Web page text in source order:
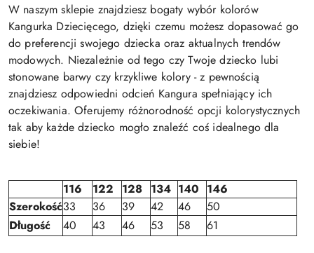
W naszym sklepie znajdziesz bogaty wybór kolorów
Kangurka Dziecięcego, dzięki czemu możesz dopasować go
do preferencji swojego dziecka oraz aktualnych trendów
modowych. Niezależnie od tego czy Twoje dziecko lubi
stonowane barwy czy krzykliwe kolory - z pewnością
znajdziesz odpowiedni odcień Kangura spełniający ich
oczekiwania. Oferujemy różnorodność opcji kolorystycznych
tak aby każde dziecko mogło znaleźć coś idealnego dla
siebie!
116 122 128 134 140 146
Szerokość33 36 39 42 46
50
Długość
40 43 46 53 58 61